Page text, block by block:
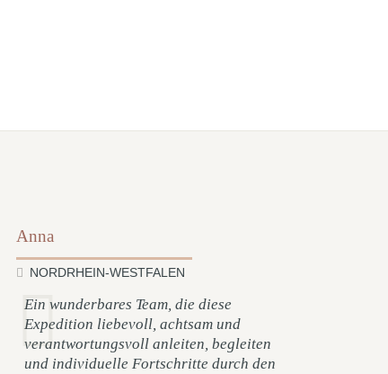
Anna
NORDRHEIN-WESTFALEN
Ein wunderbares Team, die diese
Expedition liebevoll, achtsam und
verantwortungsvoll anleiten, begleiten
und individuelle Fortschritte durch den